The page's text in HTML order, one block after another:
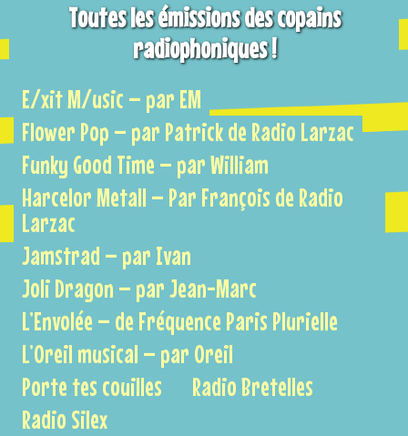
Toutes les émissions des copains
radiophoniques !
E/xit M/usic – par EM
Flower Pop – par Patrick de Radio Larzac
Funky Good Time – par William
Harcelor Metall – Par François de Radio
Larzac
Jamstrad – par Ivan
Joli Dragon – par Jean-Marc
L’Envolée – de Fréquence Paris Plurielle
L’Oreil musical – par Oreil
Porte tes couilles
Radio Bretelles
Radio Silex